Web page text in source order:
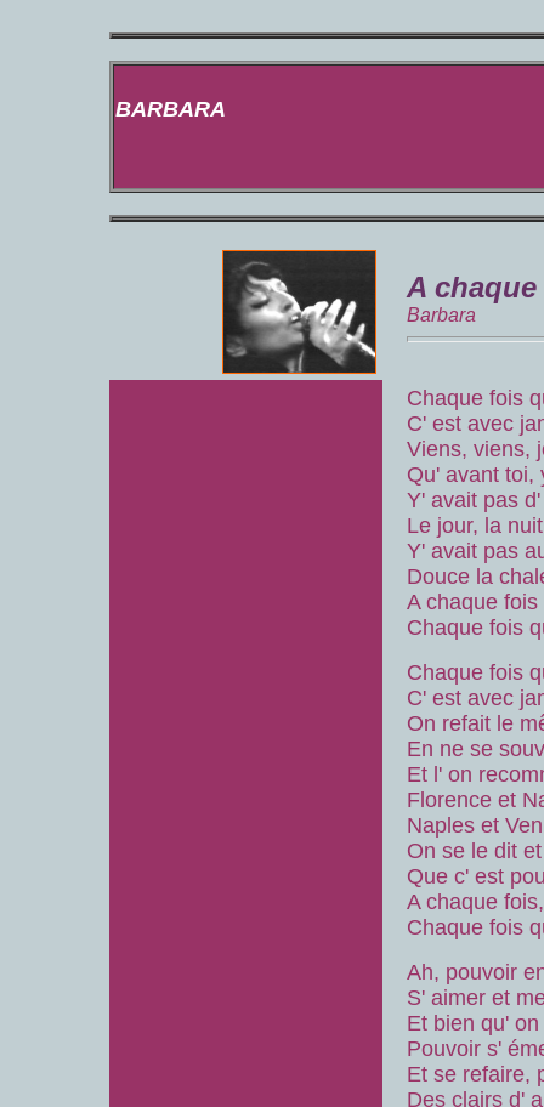
BARBARA
A
Barbara
Chaque fois
C' est avec
Viens, viens,
Qu' avant
Y' avait pas
Le jour, la
Y' avait pas
Douce la
A chaque
Chaque fois
Chaque fois
C' est avec
On refait le
En ne se
Et l' on
Florence et
Naples et
On se le dit
Que c' est
A chaque
Chaque fois
Ah, pouvoir
S' aimer et
Et bien qu'
Pouvoir s'
Et se refaire,
Des clairs d'